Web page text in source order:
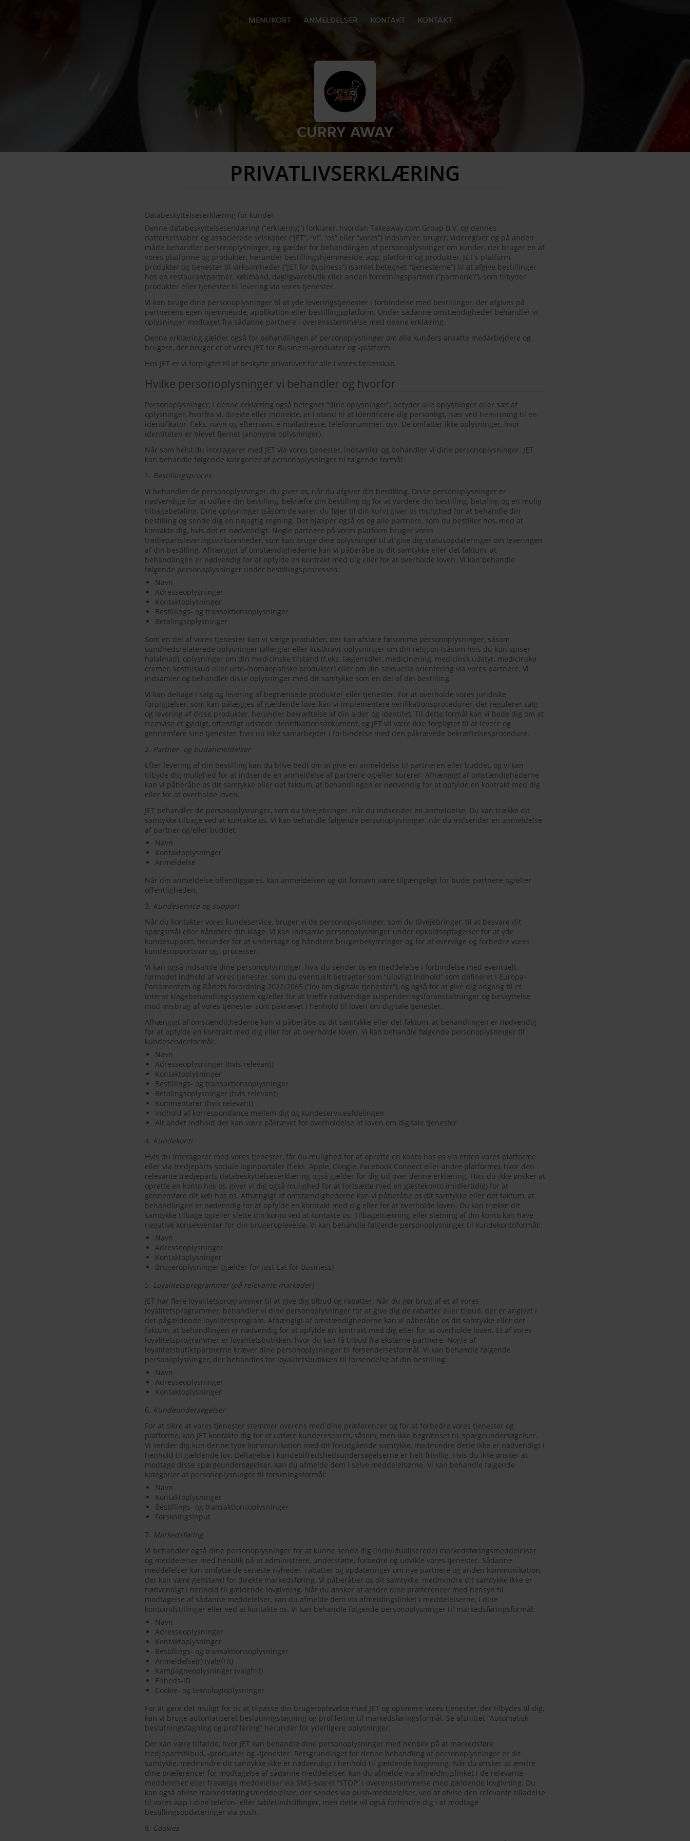
MENUKORT ANMELDELSER KONTAKT KONTAKT
CURRY AWAY
PRIVATLIVSERKLÆRING
Databeskyttelseserklæring for kunder
Denne databeskyttelseserklæring (“erklæring”) forklarer, hvordan Takeaway.com Group B.V. og dennes
datterselskaber og associerede selskaber (“JET”, “vi”, “os” eller “vores”) indsamler, bruger, videregiver og på anden
måde behandler personoplysninger, og gælder for behandlingen af personoplysninger om kunder, der bruger en af
vores platforme og produkter, herunder bestillingshjemmeside, app, platform og produkter, JET's platform,
produkter og tjenester til virksomheder (“JET for Business”) (samlet betegnet “tjenesterne”) til at afgive bestillinger
hos en restaurantpartner, købmand, dagligvarebutik eller anden forretningspartner (“partner(e)”), som tilbyder
produkter eller tjenester til levering via vores tjenester.
Vi kan bruge dine personoplysninger til at yde leveringstjenester i forbindelse med bestillinger, der afgives på
partnerens egen hjemmeside, applikation eller bestillingsplatform. Under sådanne omstændigheder behandler vi
oplysninger modtaget fra sådanne partnere i overensstemmelse med denne erklæring.
Denne erklæring gælder også for behandlingen af personoplysninger om alle kunders ansatte medarbejdere og
brugere, der bruger et af vores JET for Business-produkter og -platform.
Hos JET er vi forpligtet til at beskytte privatlivet for alle i vores fællesskab.
Hvilke personoplysninger vi behandler og hvorfor
Personoplysninger, i denne erklæring også betegnet “dine oplysninger”, betyder alle oplysninger eller sæt af
oplysninger, hvorfra vi, direkte eller indirekte, er i stand til at identificere dig personligt, især ved henvisning til en
identifikator, f.eks. navn og efternavn, e-mailadresse, telefonnummer, osv. De omfatter ikke oplysninger, hvor
identiteten er blevet fjernet (anonyme oplysninger).
Når som helst du interagerer med JET via vores tjenester, indsamler og behandler vi dine personoplysninger. JET
kan behandle følgende kategorier af personoplysninger til følgende formål:
1. Bestillingsproces
Vi behandler de personoplysninger, du giver os, når du afgiver din bestilling. Disse personoplysninger er
nødvendige for at udføre din bestilling, bekræfte din bestilling og for at vurdere din bestilling, betaling og en mulig
tilbagebetaling. Dine oplysninger (såsom de varer, du føjer til din kurv) giver os mulighed for at behandle din
bestilling og sende dig en nøjagtig regning. Det hjælper også os og alle partnere, som du bestiller hos, med at
kontakte dig, hvis det er nødvendigt. Nogle partnere på vores platform bruger vores
tredjepartsleveringsvirksomheder, som kan bruge dine oplysninger til at give dig statusopdateringer om leveringen
af din bestilling. Afhængigt af omstændighederne kan vi påberåbe os dit samtykke eller det faktum, at
behandlingen er nødvendig for at opfylde en kontrakt med dig eller for at overholde loven. Vi kan behandle
følgende personoplysninger under bestillingsprocessen:
Navn
Adresseoplysninger
Kontaktoplysninger
Bestillings- og transaktionsoplysninger
Betalingsoplysninger
Som en del af vores tjenester kan vi sælge produkter, der kan afsløre følsomme personoplysninger, såsom
sundhedsrelaterede oplysninger (allergier eller kostkrav), oplysninger om din religion (såsom hvis du kun spiser
halalmad), oplysninger om din medicinske tilstand (f.eks. lægemidler, medicinering, medicinsk udstyr, medicinske
cremer, kosttilskud eller urte-/homøopatiske produkter) eller om din seksuelle orientering via vores partnere. Vi
indsamler og behandler disse oplysninger med dit samtykke som en del af din bestilling.
Vi kan deltage i salg og levering af begrænsede produkter eller tjenester. For at overholde vores juridiske
forpligtelser, som kan pålægges af gældende love, kan vi implementere verifikationsprocedurer, der regulerer salg
og levering af disse produkter, herunder bekræftelse af din alder og identitet. Til dette formål kan vi bede dig om at
fremvise et gyldigt, offentligt udstedt identifikationsdokument, og JET vil være ikke forpligtet til at levere og
gennemføre sine tjenester, hvis du ikke samarbejder i forbindelse med den påkrævede bekræftelsesprocedure.
2. Partner- og budanmeldelser
Efter levering af din bestilling kan du blive bedt om at give en anmeldelse til partneren eller buddet, og vi kan
tilbyde dig mulighed for at indsende en anmeldelse af partnere og/eller kurerer. Afhængigt af omstændighederne
kan vi påberåbe os dit samtykke eller det faktum, at behandlingen er nødvendig for at opfylde en kontrakt med dig
eller for at overholde loven.
JET behandler de personoplysninger, som du tilvejebringer, når du indsender en anmeldelse. Du kan trække dit
samtykke tilbage ved at kontakte os. Vi kan behandle følgende personoplysninger, når du indsender en anmeldelse
af partner og/eller buddet:
Navn
Kontaktoplysninger
Anmeldelse
Når din anmeldelse offentliggøres, kan anmeldelsen og dit fornavn være tilgængeligt for bude, partnere og/eller
offentligheden.
3. Kundeservice og support
Når du kontakter vores kundeservice, bruger vi de personoplysninger, som du tilvejebringer, til at besvare dit
spørgsmål eller håndtere din klage. Vi kan indsamle personoplysninger under opkaldsoptagelser for at yde
kundesupport, herunder for at undersøge og håndtere brugerbekymringer og for at overvåge og forbedre vores
kundesupportsvar og -processer.
Vi kan også indsamle dine personoplysninger, hvis du sender os en meddelelse i forbindelse med eventuelt
formodet indhold af vores tjenester, som du eventuelt betragter som “ulovligt indhold” som defineret i Europa-
Parlamentets og Rådets forordning 2022/2065 (“lov om digitale tjenester”), og også for at give dig adgang til et
internt klagebehandlingssystem og/eller for at træffe nødvendige suspenderingsforanstaltninger og beskyttelse
mod misbrug af vores tjenester som påkrævet i henhold til loven om digitale tjenester.
Afhængigt af omstændighederne kan vi påberåbe os dit samtykke eller det faktum, at behandlingen er nødvendig
for at opfylde en kontrakt med dig eller for at overholde loven. Vi kan behandle følgende personoplysninger til
kundeserviceformål:
Navn
Adresseoplysninger (hvis relevant)
Kontaktoplysninger
Bestillings- og transaktionsoplysninger
Betalingsoplysninger (hvis relevant)
Kommentarer (hvis relevant)
Indhold af korrespondance mellem dig og kundeserviceafdelingen
Alt andet indhold der kan være påkrævet for overholdelse af loven om digitale tjenester
4. Kundekonti
Hvis du interagerer med vores tjenester, får du mulighed for at oprette en konto hos os via enten vores platforme
eller via tredjeparts sociale loginportaler (f.eks. Apple, Google, Facebook Connect eller andre platforme), hvor den
relevante tredjeparts databeskyttelseserklæring også gælder for dig ud over denne erklæring. Hvis du ikke ønsker at
oprette en konto hos os, giver vi dig også mulighed for at fortsætte med en gæstekonto (midlertidig) for at
gennemføre dit køb hos os. Afhængigt af omstændighederne kan vi påberåbe os dit samtykke eller det faktum, at
behandlingen er nødvendig for at opfylde en kontrakt med dig eller for at overholde loven. Du kan trække dit
samtykke tilbage og/eller slette din konto ved at kontakte os. Tilbagetrækning eller sletning af din konto kan have
negative konsekvenser for din brugeroplevelse. Vi kan behandle følgende personoplysninger til kundekontoformål:
Navn
Adresseoplysninger
Kontaktoplysninger
Brugeroplysninger (gælder for Just Eat for Business)
5. Loyalitetsprogrammer (på relevante markeder)
JET har flere loyalitetsprogrammer til at give dig tilbud og rabatter. Når du gør brug af et af vores
loyalitetsprogrammer, behandler vi dine personoplysninger for at give dig de rabatter eller tilbud, der er angivet i
det pågældende loyalitetsprogram. Afhængigt af omstændighederne kan vi påberåbe os dit samtykke eller det
faktum, at behandlingen er nødvendig for at opfylde en kontrakt med dig eller for at overholde loven. Et af vores
loyalitetsprogrammer er loyalitetsbutikken, hvor du kan få tilbud fra eksterne partnere. Nogle af
loyalitetsbutikspartnerne kræver dine personoplysninger til forsendelsesformål. Vi kan behandle følgende
personoplysninger, der behandles for loyalitetsbutikken til forsendelse af din bestilling:
Navn
Adresseoplysninger
Kontaktoplysninger
6. Kundeundersøgelser
For at sikre at vores tjenester stemmer overens med dine præferencer og for at forbedre vores tjenester og
platforme, kan JET kontakte dig for at udføre kunderesearch, såsom, men ikke begrænset til, spørgeundersøgelser.
Vi sender dig kun denne type kommunikation med dit forudgående samtykke, medmindre dette ikke er nødvendigt i
henhold til gældende lov. Deltagelse i kundetilfredshedsundersøgelserne er helt frivillig. Hvis du ikke ønsker at
modtage disse spørgeundersøgelser, kan du afmelde dem i selve meddelelserne. Vi kan behandle følgende
kategorier af personoplysninger til forskningsformål:
Navn
Kontaktoplysninger
Bestillings- og transaktionsoplysninger
Forskningsinput
7. Markedsføring
Vi behandler også dine personoplysninger for at kunne sende dig (individualiserede) markedsføringsmeddelelser
og meddelelser med henblik på at administrere, understøtte, forbedre og udvikle vores tjenester. Sådanne
meddelelser kan omfatte de seneste nyheder, rabatter og opdateringer om nye partnere og anden kommunikation,
der kan være genstand for direkte markedsføring. Vi påberåber os dit samtykke, medmindre dit samtykke ikke er
nødvendigt i henhold til gældende lovgivning. Når du ønsker at ændre dine præferencer med hensyn til
modtagelse af sådanne meddelelser, kan du afmelde dem via afmeldingslinket i meddelelserne, i dine
kontoindstillinger eller ved at kontakte os. Vi kan behandle følgende personoplysninger til markedsføringsformål:
Navn
Adresseoplysninger
Kontaktoplysninger
Bestillings- og transaktionsoplysninger
Anmeldelse(r) (valgfrit)
Kampagneoplysninger (valgfrit)
Enheds-ID
Cookie- og teknologioplysninger
For at gøre det muligt for os at tilpasse din brugeroplevelse med JET og optimere vores tjenester, der tilbydes til dig,
kan vi bruge automatiseret beslutningstagning og profilering til markedsføringsformål. Se afsnittet “Automatisk
beslutningstagning og profilering” herunder for yderligere oplysninger.
Der kan være tilfælde, hvor JET kan behandle dine personoplysninger med henblik på at markedsføre
tredjepartstilbud, -produkter og -tjenester. Retsgrundlaget for denne behandling af personoplysninger er dit
samtykke, medmindre dit samtykke ikke er nødvendigt i henhold til gældende lovgivning. Når du ønsker at ændre
dine præferencer for modtagelse af sådanne meddelelser, kan du afmelde via afmeldingslinket i de relevante
meddelelser eller fravælge meddelelser via SMS-svaret “STOP” i overensstemmelse med gældende lovgivning. Du
kan også afvise markedsføringsmeddelelser, der sendes via push-meddelelser, ved at afvise den relevante tilladelse
til vores app i dine telefon- eller tabletindstillinger, men dette vil også forhindre dig i at modtage
bestillingsopdateringer via push.
8. Cookies